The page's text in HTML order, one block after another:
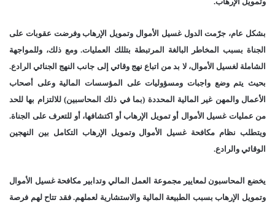
بشكل عام، جرّمت الدول غسيل الأموال وتمويل الإرهاب وفرضت عقوبات على
الجناة بسبب المخاطر البالغة المرتبطة بتللك العمليات. ومع ذلك، وللمواجهة
الشاملة لغسيل الأموال، لا بد من اتباع نهج وقائي إلى جانب النهج الجنائي الرادع.
بحيث يتم وضع واجبات ومسؤوليات على المؤسسات المالية وعلى أصحاب
الأعمال والمهن غير المالية المحددة (بما في ذلك المحاسبين) للالتزام بها للحد
من عمليات غسيل الأموال أو تمويل الإرهاب أو اكتشافها، أو للتعرف على الجناة.
ويتطلب نظام مكافحة غسيل الأموال وتمويل الإرهاب التكامل بين النهجين
الوقائي والرادع.
يخضع المحاسبون لمعايير مجموعة العمل المالي وتدابير مكافحة غسيل الأموال
وتمويل الإرهاب بسبب الطبيعة المالية والاستشارية لعملهم. فقد تتاح لهم فرصة